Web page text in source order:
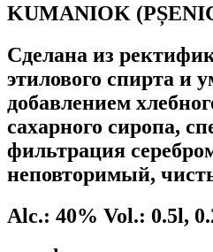
KUMANIOK
Cделана из
этилового спирта и
добавлением
сахарного сиропа,
фильтрация
неповторимый,
Alc.: 40% Vol.: 0.5l,